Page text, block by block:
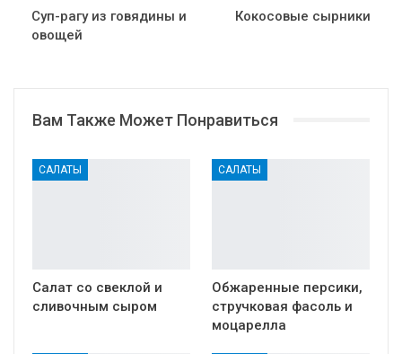
Суп-рагу из говядины и
овощей
Кокосовые сырники
Вам Также Может Понравиться
САЛАТЫ
Салат со свеклой и
сливочным сыром
САЛАТЫ
Обжаренные персики,
стручковая фасоль и
моцарелла